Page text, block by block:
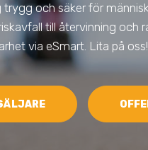
och säker för
till återvinning och
via eSmart. Lita på oss!